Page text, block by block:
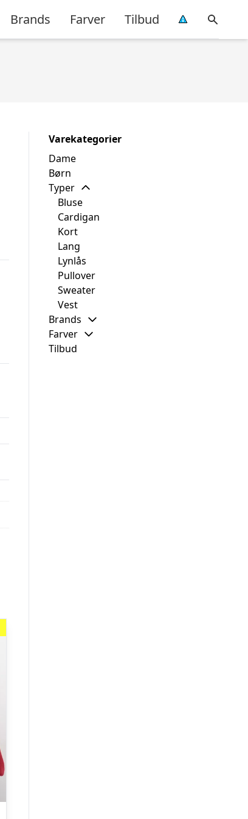
Brands Farver Tilbud
Varekategorier
Dame
Børn
Typer
Bluse
Cardigan
Kort
Lang
Lynlås
Pullover
Sweater
Vest
Brands
Farver
Tilbud